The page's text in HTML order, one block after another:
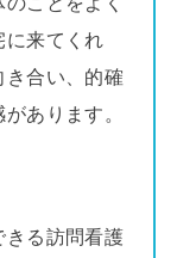
に来てくれ
き合い、的確
あります。
きる訪問看護